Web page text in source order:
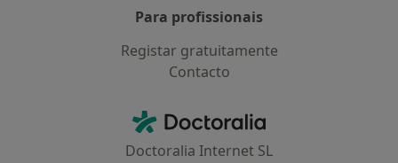
Para profissionais
Registar gratuitamente
Contacto
Doctoralia - Homepage
Doctoralia Internet SL